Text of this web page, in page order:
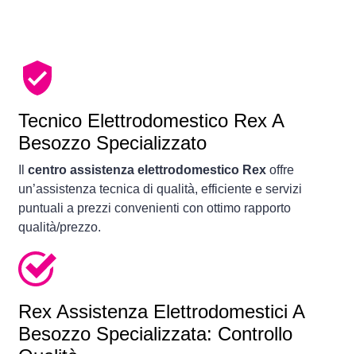
Tecnico Elettrodomestico Rex A
Besozzo Specializzato
centro assistenza elettrodomestico Rex offre
un’assistenza tecnica di qualità, efficiente e servizi
puntuali a prezzi convenienti con ottimo rapporto
qualità/prezzo.
Rex Assistenza Elettrodomestici A
Besozzo Specializzata: Controllo